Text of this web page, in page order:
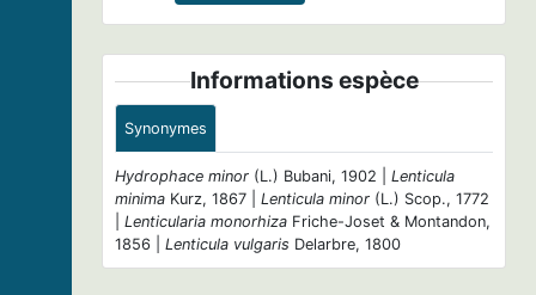
Informations espèce
Synonymes
Hydrophace minor (L.) Bubani, 1902 | Lenticula
minima Kurz, 1867 | Lenticula minor (L.) Scop., 1772
Lenticularia monorhiza Friche-Joset & Montandon,
1856 | Lenticula vulgaris Delarbre, 1800